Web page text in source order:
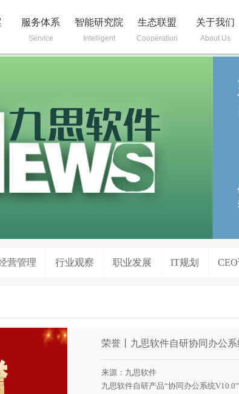
服务体系
Service
智能研究院
Intelligent
生态联盟
Cooperation
关于我们
About Us
营管理 行业观察 职业发展 IT规划
荣誉丨九思软件自研协同办公系
来源：九思软件
九思软件自研产品“协同办公系统